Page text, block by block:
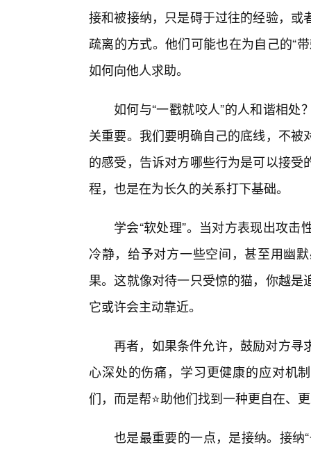
接和被接纳，只是碍于过往的经验，
疏离的方式。他们可能也在为自己的“
如何向他人求助。
如何与“一戳就咬人”的人和谐相
关重要。我们要明确自己的底线，不
的感受，告诉对方哪些行为是可以接
程，也是在为长久的关系打下基础。
学会“软处理”。当对方表现出攻
冷静，给予对方一些空间，甚至用幽
果。这就像对待一只受惊的猫，你越
它或许会主动靠近。
再者，如果条件允许，鼓励对方寻
心深处的伤痛，学习更健康的应对机
们，而是帮⭐助他们找到一种更自在、
也是最重要的一点，是接纳。接纳